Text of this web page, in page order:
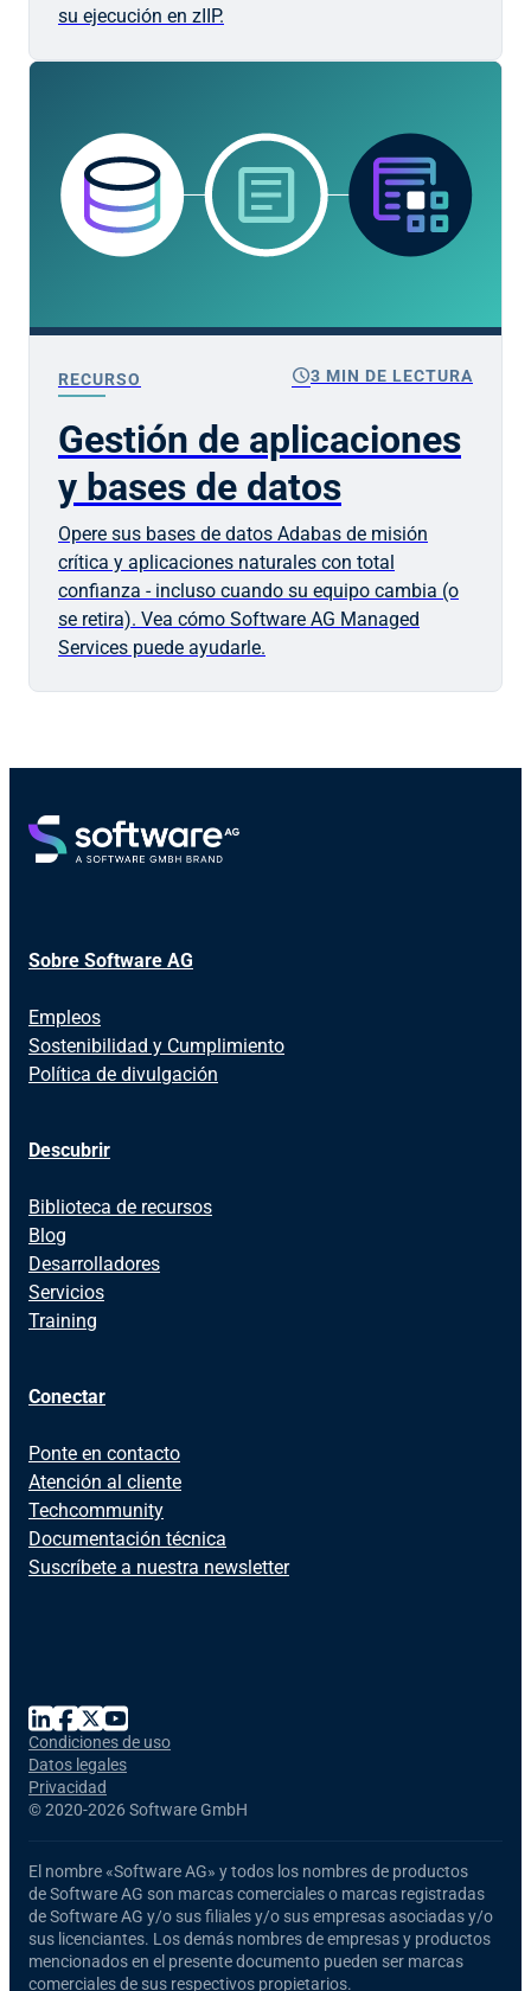
su ejecución en zIIP.
RECURSO schedule3 MIN DE LECTURA
Gestión de aplicaciones
y bases de datos
Opere sus bases de datos Adabas de misión
crítica y aplicaciones naturales con total
confianza - incluso cuando su equipo cambia (o
se retira). Vea cómo Software AG Managed
Services puede ayudarle.
Sobre Software AG
Empleos
Sostenibilidad y Cumplimiento
Política de divulgación
Descubrir
Biblioteca de recursos
Blog
Desarrolladores
Servicios
Training
Conectar
Ponte en contacto
Atención al cliente
Techcommunity
Documentación técnica
Suscríbete a nuestra newsletter
©2020-2026 Software GmbH
Condiciones de uso
Datos legales
Privacidad
El nombre«Software AG» y todos los nombres de productos
de Software AG son marcas comerciales o marcas registradas
de Software AG y/o sus filiales y/o sus empresas asociadas y/o
sus licenciantes. Los demás nombres de empresas y productos
mencionados en el presente documento pueden ser marcas
comerciales de sus respectivos propietarios.